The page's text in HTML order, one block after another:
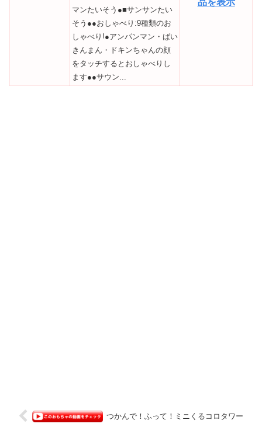
品を表示
マンたいそう●■サンサンたい
そう●●おしゃべり:9種類のお
しゃべり!●アンパンマン・ばい
きんまん・ドキンちゃんの顔
をタッチするとおしゃべりし
ます●●サウン...
つかんで！ふって！ミニくるコロタワー